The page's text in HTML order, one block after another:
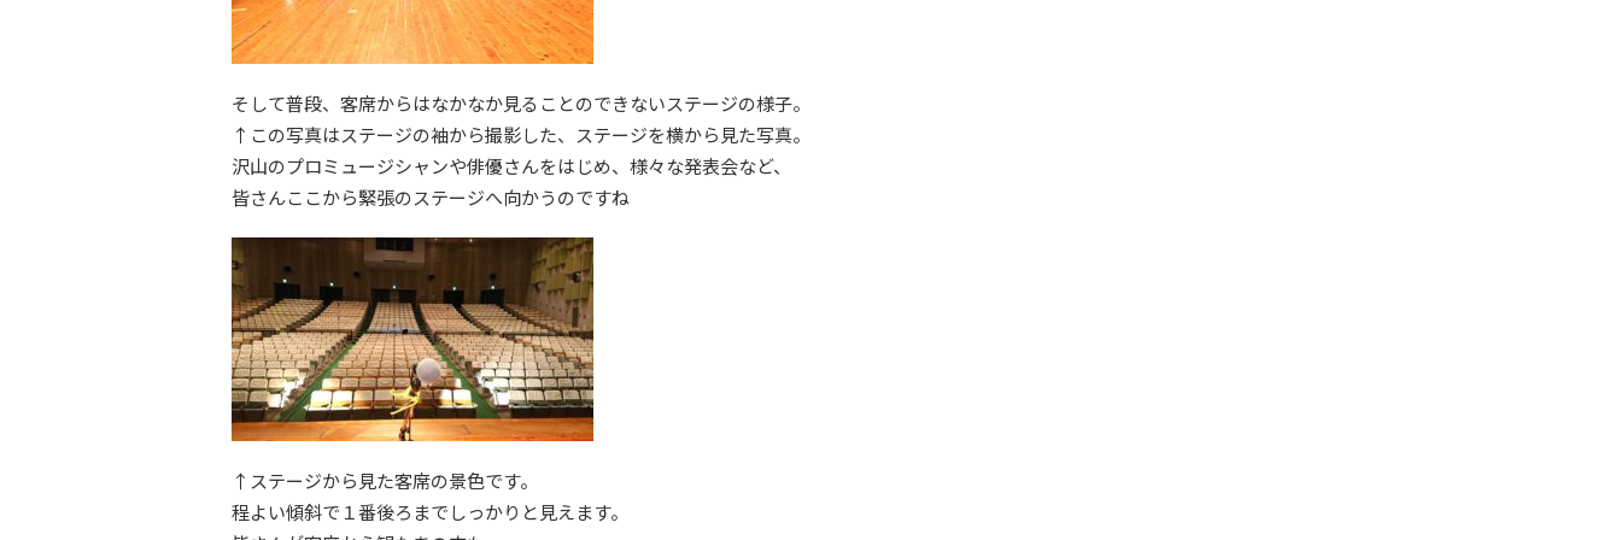
そして普段、客席からはなかなか見ることのできないステージの様子。
↑この写真はステージの袖から撮影した、ステージを横から見た写真。
沢山のプロミュージシャンや俳優さんをはじめ、様々な発表会など、
皆さんここから緊張のステージへ向かうのですね
↑ステージから見た客席の景色です。
程よい傾斜で１番後ろまでしっかりと見えます。